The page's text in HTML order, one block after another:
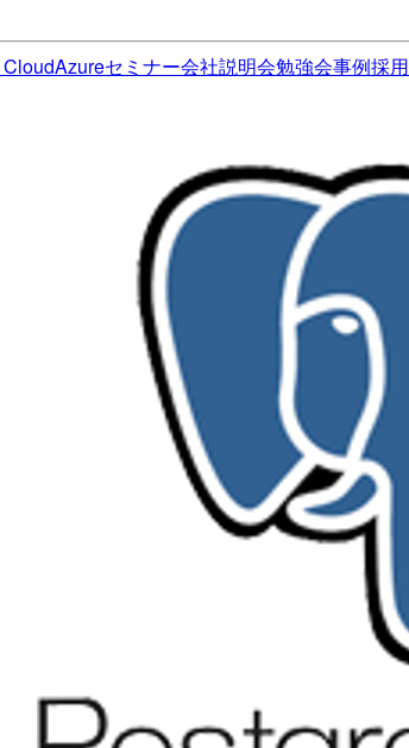
Azureセミナー会社説明会勉強会事例採用